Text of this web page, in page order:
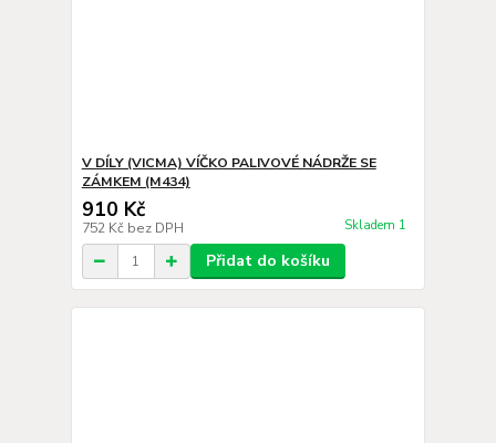
V DÍLY (VICMA) VÍČKO PALIVOVÉ NÁDRŽE SE
ZÁMKEM (M434)
910 Kč
752 Kč bez DPH Skladem 1
Přidat do košíku